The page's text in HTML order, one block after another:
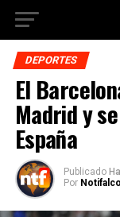
DEPORTES
El
Madrid y
España
Publicado
Por